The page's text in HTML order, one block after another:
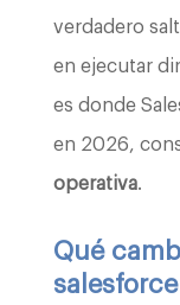
verdadero
en ejecutar
es donde
en 2026,
operativa.
Qué
salesforce